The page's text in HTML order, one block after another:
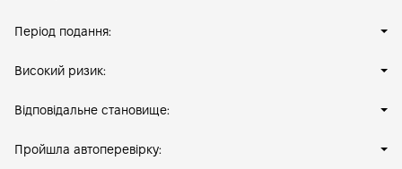
Період подання:
Високий ризик:
Відповідальне становище:
Пройшла автоперевірку: